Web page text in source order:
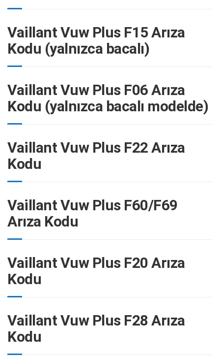
Vaillant Vuw Plus F15 Arıza
Kodu (yalnızca bacalı)
Vaillant Vuw Plus F06 Arıza
Kodu (yalnızca bacalı modelde)
Vaillant Vuw Plus F22 Arıza
Kodu
Vaillant Vuw Plus F60/F69
Arıza Kodu
Vaillant Vuw Plus F20 Arıza
Kodu
Vaillant Vuw Plus F28 Arıza
Kodu